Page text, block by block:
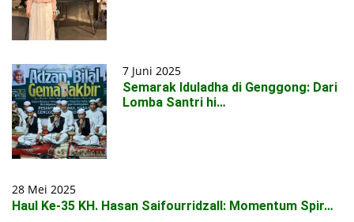
7 Juni 2025
Semarak Iduladha di Genggong: Dari
Lomba Santri hi…
28 Mei 2025
Haul Ke-35 KH. Hasan Saifourridzall: Momentum Spir…